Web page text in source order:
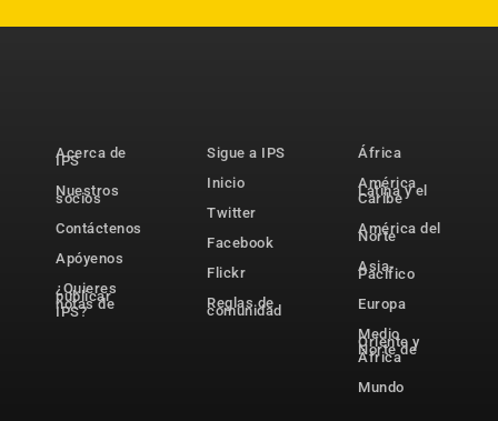
Acerca de
IPS
Nuestros
socios
Contáctenos
Apóyenos
¿Quieres
publicar
notas de
IPS?
Sigue a IPS
Inicio
Twitter
Facebook
Flickr
Reglas de
comunidad
África
América
Latina y el
Caribe
América del
Norte
Asia-
Pacífico
Europa
Medio
Oriente y
Norte de
África
Mundo